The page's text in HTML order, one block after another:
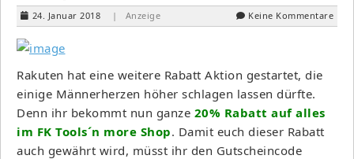
24. Januar 2018 | Anzeige Keine Kommentare
Rakuten hat eine weitere Rabatt Aktion gestartet, die
einige Männerherzen höher schlagen lassen dürfte.
Denn ihr bekommt nun ganze 20% Rabatt auf alles
im FK Tools´n more Shop. Damit euch dieser Rabatt
auch gewährt wird, müsst ihr den Gutscheincode